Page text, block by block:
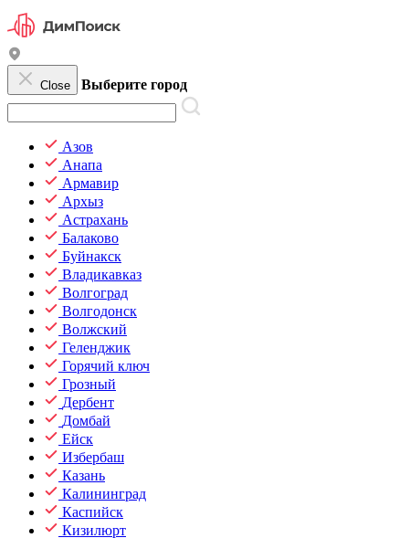
Close Выберите город
Азов
Анапа
Армавир
Архыз
Астрахань
Балаково
Буйнакск
Владикавказ
Волгоград
Волгодонск
Волжский
Геленджик
Горячий ключ
Грозный
Дербент
Домбай
Ейск
Избербаш
Казань
Калининград
Каспийск
Кизилюрт